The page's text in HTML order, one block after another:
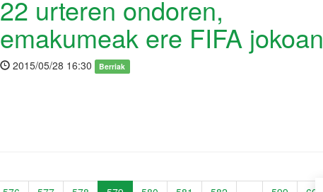
22 urteren ondoren,
emakumeak ere FIFA jokoan
2015/05/28 16:30 Berriak